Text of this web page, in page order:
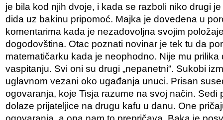
je bila kod njih dvoje, i kada se razboli niko drugi
dida uz bakinu pripomoć. Majka je dovedena u
komentarima kada je nezadovoljna svojim
dogodovština. Otac poznati novinar je tek tu da
matematičarku kada je neophodno. Nije mu
vaspitanju. Svi oni su drugi „nepanetni“. Sukobi
uglavnom vezani oko ugađanja unuci. Prisan
ogovaranja, koje Tisja razume na svoj način. Sedi
dolaze prijateljice na drugu kafu u danu. One